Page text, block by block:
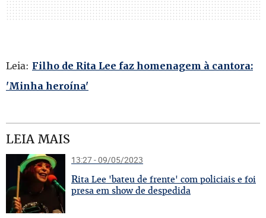
Leia: Filho de Rita Lee faz homenagem à cantora:
'Minha heroína'
LEIA MAIS
13:27 - 09/05/2023
Rita Lee 'bateu de frente' com policiais e foi
presa em show de despedida